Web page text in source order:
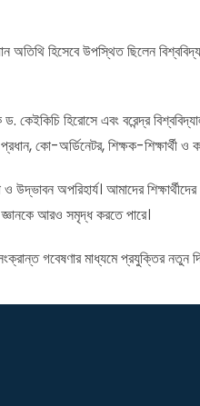
হিসেবে উপস্থিত ছিলেন
কেইকিচি হিরোসে এবং বরেন্দ্র
কো-অর্ডিনেটর, শিক্ষক-শিক্ষার্থী ও
অপরিহার্য। আমাদের
জ্ঞানকে আরও সমৃদ্ধ করতে পারে।
গবেষণার মাধ্যমে প্রযুক্তির নতুন